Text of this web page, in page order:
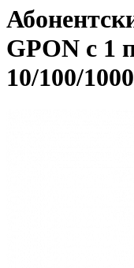
GPON с 1
10/100/